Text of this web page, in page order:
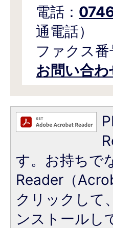
電話：
通電話）
ファクス番
お問い合
す。お持ちで
Reader（
クリックして
ンストールし